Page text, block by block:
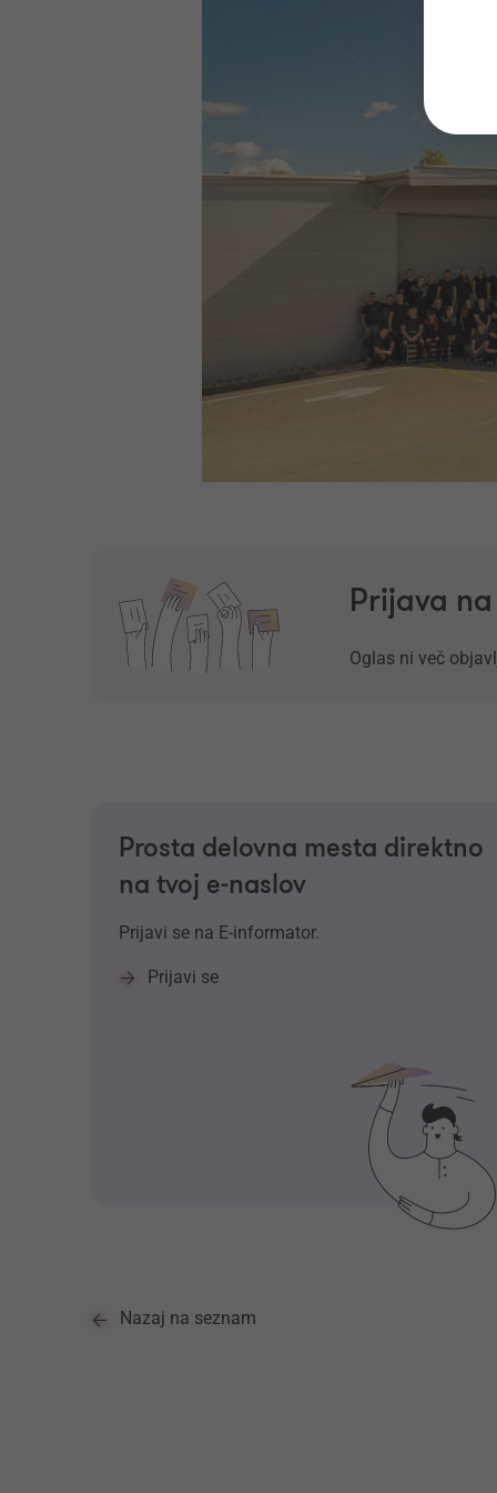
Prijava
Oglas ni več
Prosta delovna mesta direktno
na tvoj e-naslov
Prijavi se na E-informator.
Prijavi se
Nazaj na seznam